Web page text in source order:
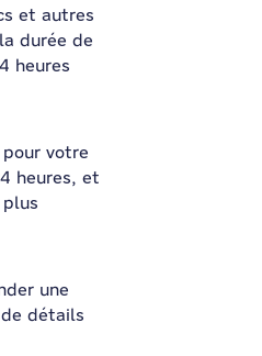
et autres
durée de
heures
votre
heures, et
une
détails